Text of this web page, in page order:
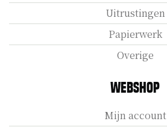
Uitrustingen
Papierwerk
Overige
Webshop
Mijn account